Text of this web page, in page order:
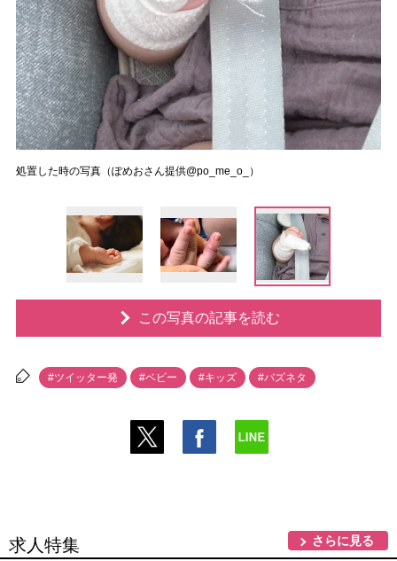
処置した時の写真（ぽめおさん提供@po_me_o_）
この写真の記事を読む
#ツイッター発 #ベビー #キッズ #バズネタ
求人特集 さらに見る